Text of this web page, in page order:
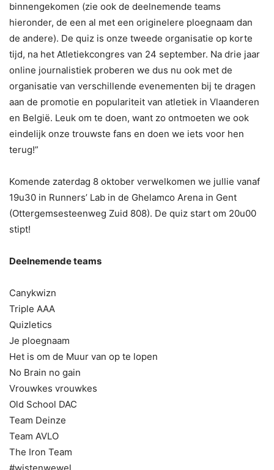
binnengekomen (zie ook de deelnemende teams
hieronder, de een al met een originelere ploegnaam dan
de andere). De quiz is onze tweede organisatie op korte
tijd, na het Atletiekcongres van 24 september. Na drie jaar
online journalistiek proberen we dus nu ook met de
organisatie van verschillende evenementen bij te dragen
aan de promotie en populariteit van atletiek in Vlaanderen
en België. Leuk om te doen, want zo ontmoeten we ook
eindelijk onze trouwste fans en doen we iets voor hen
terug!”
Komende zaterdag 8 oktober verwelkomen we jullie vanaf
19u30 in Runners’ Lab in de Ghelamco Arena in Gent
(Ottergemsesteenweg Zuid 808). De quiz start om 20u00
stipt!
Deelnemende teams
Canykwizn
Triple AAA
Quizletics
Je ploegnaam
Het is om de Muur van op te lopen
No Brain no gain
Vrouwkes vrouwkes
Old School DAC
Team Deinze
Team AVLO
The Iron Team